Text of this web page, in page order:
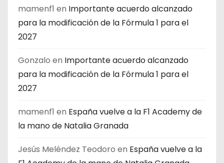
mamenf1 en Importante acuerdo alcanzado
para la modificación de la Fórmula 1 para el
2027
Gonzalo en Importante acuerdo alcanzado
para la modificación de la Fórmula 1 para el
2027
mamenf1 en España vuelve a la F1 Academy de
la mano de Natalia Granada
Jesús Meléndez Teodoro en España vuelve a la